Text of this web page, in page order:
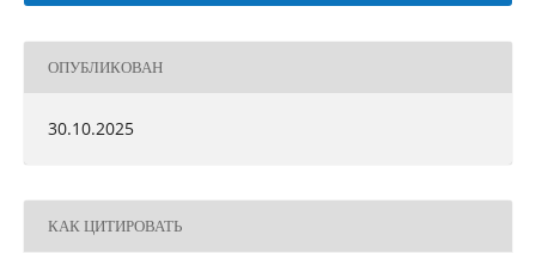
ОПУБЛИКОВАН
30.10.2025
КАК ЦИТИРОВАТЬ